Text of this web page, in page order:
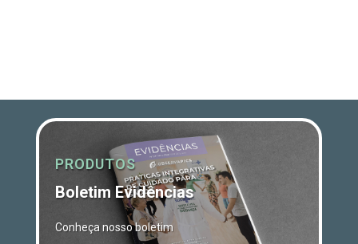
PRODUTOS
Boletim Evidências
Conheça nosso boletim